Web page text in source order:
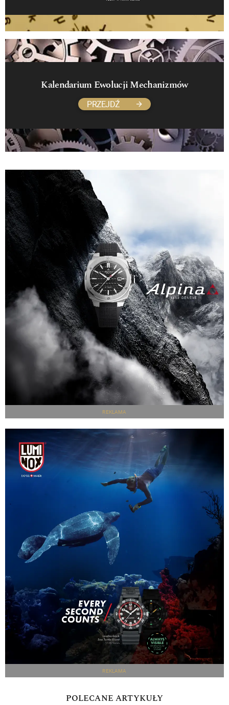
Kalendarium Ewolucji Mechanizmów
PRZEJDŹ
REKLAMA
REKLAMA
POLECANE ARTYKUŁY